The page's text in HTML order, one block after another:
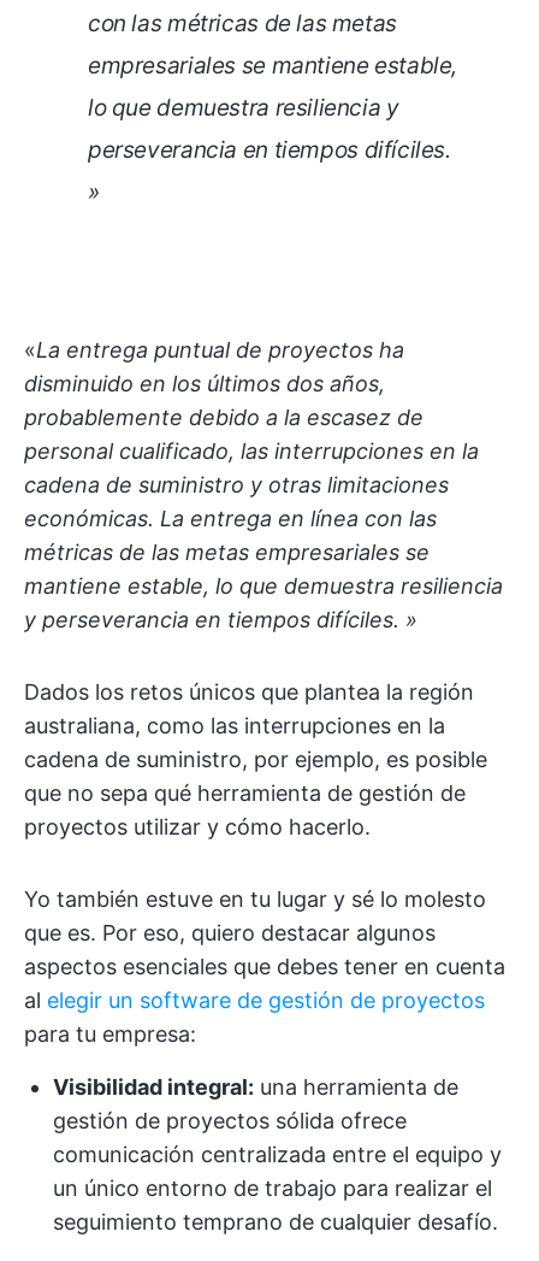
con las métricas de las metas
empresariales se mantiene estable,
lo que demuestra resiliencia y
perseverancia en tiempos difíciles.
»
«La entrega puntual de proyectos ha
disminuido en los últimos dos años,
probablemente debido a la escasez de
personal cualificado, las interrupciones en la
cadena de suministro y otras limitaciones
económicas. La entrega en línea con las
métricas de las metas empresariales se
mantiene estable, lo que demuestra resiliencia
y perseverancia en tiempos difíciles. »
Dados los retos únicos que plantea la región
australiana, como las interrupciones en la
cadena de suministro, por ejemplo, es posible
que no sepa qué herramienta de gestión de
proyectos utilizar y cómo hacerlo.
Yo también estuve en tu lugar y sé lo molesto
que es. Por eso, quiero destacar algunos
aspectos esenciales que debes tener en cuenta
al elegir un software de gestión de proyectos
para tu empresa:
Visibilidad integral: una herramienta de
gestión de proyectos sólida ofrece
comunicación centralizada entre el equipo y
un único entorno de trabajo para realizar el
seguimiento temprano de cualquier desafío.